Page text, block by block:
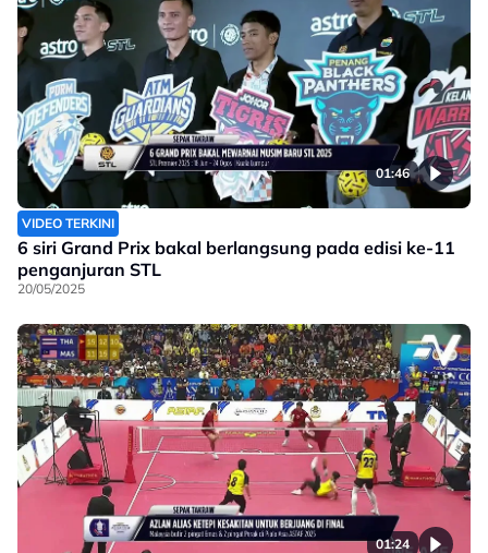
01:46
VIDEO TERKINI
6 siri Grand Prix bakal berlangsung pada edisi ke-11
penganjuran STL
20/05/2025
01:24